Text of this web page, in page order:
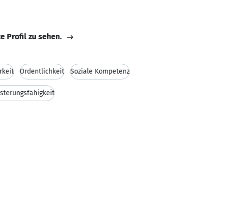
Profil zu sehen.
Ordentlichkeit Soziale Kompetenz